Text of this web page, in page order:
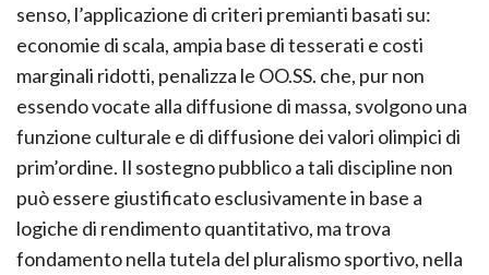
senso, l’applicazione di criteri premianti basati su:
economie di scala, ampia base di tesserati e costi
marginali ridotti, penalizza le OO.SS. che, pur non
essendo vocate alla diffusione di massa, svolgono una
funzione culturale e di diffusione dei valori olimpici di
prim’ordine. Il sostegno pubblico a tali discipline non
può essere giustificato esclusivamente in base a
logiche di rendimento quantitativo, ma trova
fondamento nella tutela del pluralismo sportivo, nella